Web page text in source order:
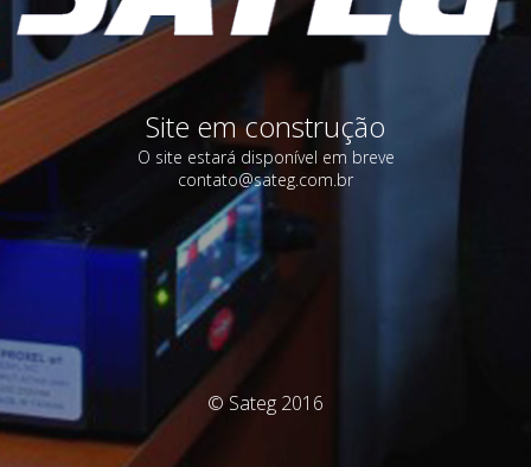
Site em construção
O site estará disponível em breve
contato@sateg.com.br
© Sateg 2016